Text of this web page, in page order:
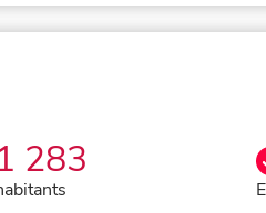
1 283